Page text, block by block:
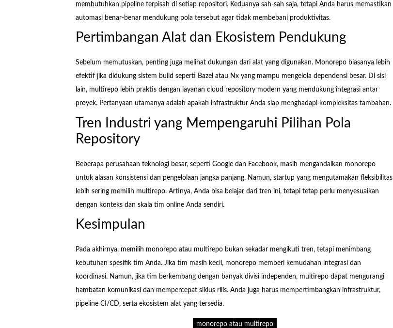
membutuhkan pipeline terpisah di setiap repositori. Keduanya sah-sah saja, tetapi Anda harus memastikan
automasi benar-benar mendukung pola tersebut agar tidak membebani produktivitas.
Pertimbangan Alat dan Ekosistem Pendukung
Sebelum memutuskan, penting juga melihat dukungan dari alat yang digunakan. Monorepo biasanya lebih
efektif jika didukung sistem build seperti Bazel atau Nx yang mampu mengelola dependensi besar. Di sisi
lain, multirepo lebih praktis dengan layanan cloud repository modern yang mendukung integrasi antar
proyek. Pertanyaan utamanya adalah apakah infrastruktur Anda siap menghadapi kompleksitas tambahan.
Tren Industri yang Mempengaruhi Pilihan Pola
Repository
Beberapa perusahaan teknologi besar, seperti Google dan Facebook, masih mengandalkan monorepo
untuk alasan konsistensi dan pengelolaan jangka panjang. Namun, startup yang mengutamakan fleksibilitas
lebih sering memilih multirepo. Artinya, Anda bisa belajar dari tren ini, tetapi tetap perlu menyesuaikan
dengan konteks dan skala tim online Anda sendiri.
Kesimpulan
Pada akhirnya, memilih monorepo atau multirepo bukan sekadar mengikuti tren, tetapi menimbang
kebutuhan spesifik tim Anda. Jika tim masih kecil, monorepo memberi kemudahan integrasi dan
koordinasi. Namun, jika tim berkembang dengan banyak divisi independen, multirepo dapat mengurangi
hambatan komunikasi dan mempercepat siklus rilis. Anda juga harus mempertimbangkan infrastruktur,
pipeline CI/CD, serta ekosistem alat yang tersedia.
monorepo atau multirepo